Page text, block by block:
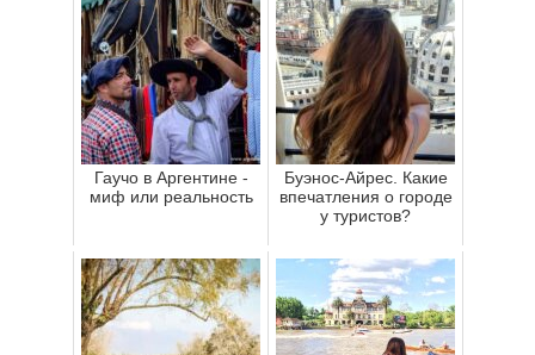
Гаучо в Аргентине -
миф или реальность
Буэнос-Айрес. Какие
впечатления о городе
у туристов?